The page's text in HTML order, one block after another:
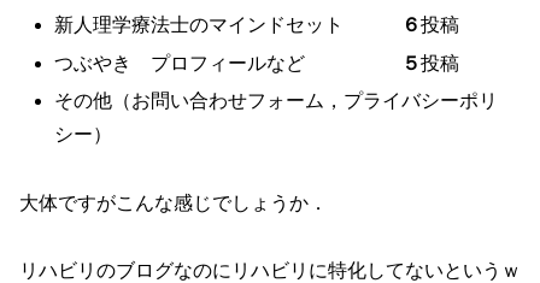
新人理学療法士のマインドセット
６投稿
つぶやき プロフィールなど
５投稿
その他（お問い合わせフォーム，プライバシーポリ
シー）
大体ですがこんな感じでしょうか．
リハビリのブログなのにリハビリに特化してないというｗ